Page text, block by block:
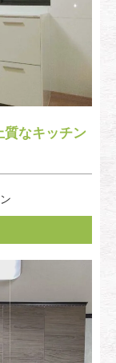
質なキッチン